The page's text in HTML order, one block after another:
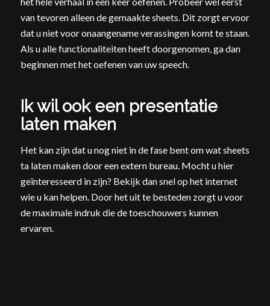
van tevoren alleen de gemaakte sheets. Dit zorgt ervoor
dat u niet voor onaangename verassingen komt te staan.
Als u alle functionaliteiten heeft doorgenomen, ga dan
beginnen met het oefenen van uw speech.
Ik wil ook een presentatie
laten maken
Het kan zijn dat u nog niet in de fase bent om wat sheets
ta laten maken door een extern bureau. Mocht u hier
geïnteresseerd in zijn? Bekijk dan snel op het internet
wie u kan helpen. Door het uit te besteden zorgt u voor
de maximale indruk die de toeschouwers kunnen
ervaren.